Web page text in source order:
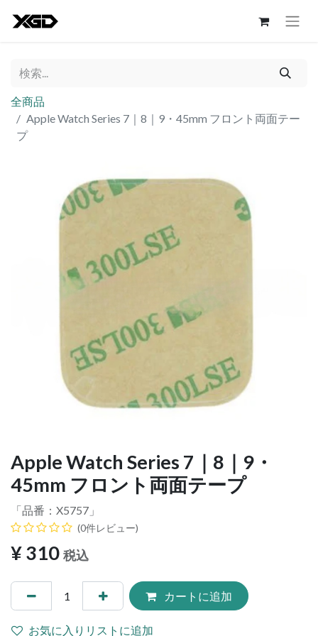
全商品
Apple Watch Series 7｜8｜9・45mm フロント両面テー
プ
Apple Watch Series 7｜8｜9・
45mm フロント両面テープ
「品番： X5757 」
(0件レビュー)
¥310 税込
カートに追加
お気に入りリストに追加